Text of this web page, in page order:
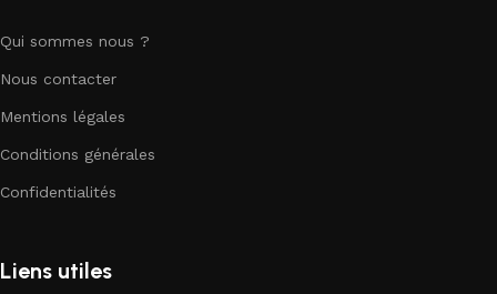
Qui sommes nous ?
Nous contacter
Mentions légales
Conditions générales
Confidentialités
Liens utiles